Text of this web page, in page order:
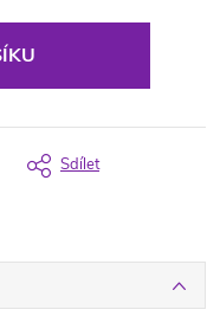
Sdílet